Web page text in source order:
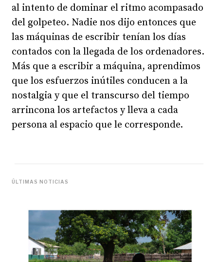
al intento de dominar el ritmo acompasado
del golpeteo. Nadie nos dijo entonces que
las máquinas de escribir tenían los días
contados con la llegada de los ordenadores.
Más que a escribir a máquina, aprendimos
que los esfuerzos inútiles conducen a la
nostalgia y que el transcurso del tiempo
arrincona los artefactos y lleva a cada
persona al espacio que le corresponde.
ÚLTIMAS NOTICIAS